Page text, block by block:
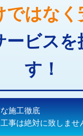
水処理・清掃・修
加工など（重作業）
（壁付・デッキ
栓（壁付・デッキ
ではなく
ービスを
す！
施工徹底
事は絶対に致しませ